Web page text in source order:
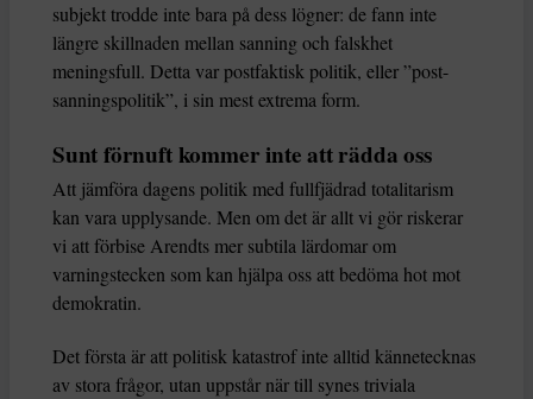
subjekt trodde inte bara på dess lögner: de fann inte
längre skillnaden mellan sanning och falskhet
meningsfull. Detta var postfaktisk politik, eller ”post-
sanningspolitik”, i sin mest extrema form.
Sunt förnuft kommer inte att rädda oss
Att jämföra dagens politik med fullfjädrad totalitarism
kan vara upplysande. Men om det är allt vi gör riskerar
vi att förbise Arendts mer subtila lärdomar om
varningstecken som kan hjälpa oss att bedöma hot mot
demokratin.
Det första är att politisk katastrof inte alltid kännetecknas
av stora frågor, utan uppstår när till synes triviala